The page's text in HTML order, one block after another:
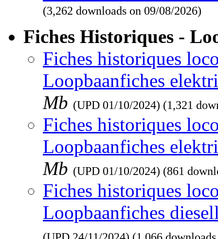
(3,262 downloads on 09/08/2026)
Fiches Historiques -
Fiches historiques
Loopbaanfiches
Mb (UPD 01/10/2024) (1,321
Fiches historiques
Loopbaanfiches
Mb (UPD 01/10/2024) (861
Fiches historiques
Loopbaanfiches